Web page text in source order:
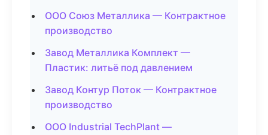
ООО Союз Металлика — Контрактное
производство
Завод Металлика Комплект —
Пластик: литьё под давлением
Завод Контур Поток — Контрактное
производство
ООО Industrial TechPlant —